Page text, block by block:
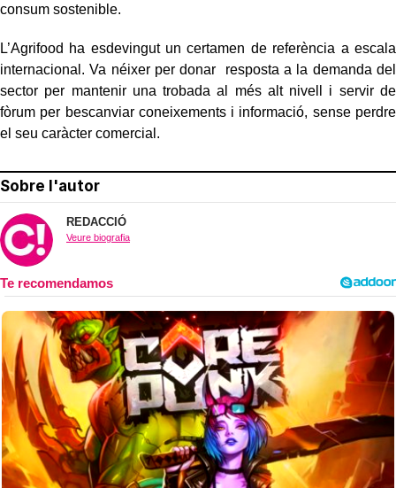
consum sostenible.
L’Agrifood ha esdevingut un certamen de referència a escala
internacional. Va néixer per donar resposta a la demanda del
sector per mantenir una trobada al més alt nivell i servir de
fòrum per bescanviar coneixements i informació, sense perdre
el seu caràcter comercial.
Sobre l'autor
REDACCIÓ
Veure biografia